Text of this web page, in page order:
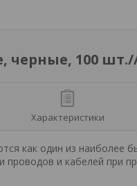
черные, 100
Характеристики
как один из наиболее
проводов и кабелей при